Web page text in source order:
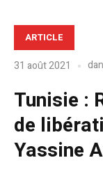
ARTICLE
31 août 2021
Tunisie :
de
Yassine